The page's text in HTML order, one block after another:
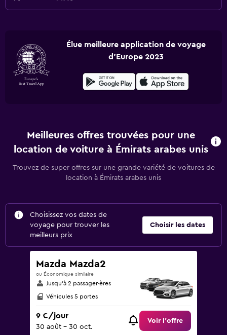
Élue meilleure application de voyage
d'Europe 2023
Meilleures offres trouvées pour une
location de voiture à Émirats arabes unis
Trouvez de super offres sur une grande variété de voitures de
location à Émirats arabes unis
Choisissez vos dates de
voyage pour trouver les
meilleurs prix
Choisir les dates
Mazda Mazda2
ou Économique similaire
Jusqu’à 2 passager·ères
Véhicules 5 portes
9 €/jour
30 août - 30 oct.
Voir l’offre